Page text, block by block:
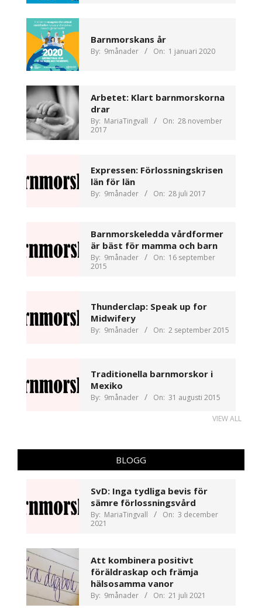
Barnmorskans år
By: 9månader On: 1 januari 2020
Arbetet: Klart barnmorskorna
drar
By: MariaTingvall On: 28 november
2017
Expressen: Förlossningskrisen
län för län
By: 9månader On: 28 juli 2017
Barnmorskeledda vårdformer
är bäst för mamma och barn
By: 9månader On: 16 september
2015
Thunderclap: Speak up for
Midwifery
By: 9månader On: 2 september 2015
Traditionella barnmorskor i
Mexiko
By: 9månader On: 31 augusti 2015
VIEW ALL
BLOGG
SvD: Inga tydliga bevis för
sämre förlossningsvård
By: MariaTingvall On: 3 december
2021
Att kombinera positivt
föräldraskap och främja
hälsosamma vanor
By: 9månader On: 21 juli 2021